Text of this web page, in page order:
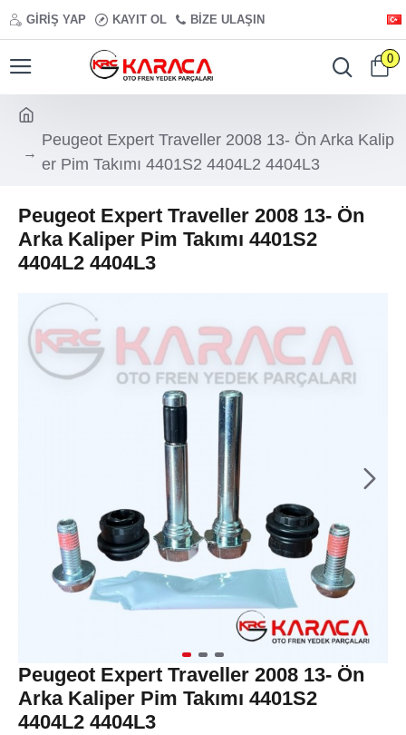
GIRIŞ YAP KAYIT OL BIZE ULAŞIN
0
Peugeot Expert Traveller 2008 13- Ön Arka Kalip
er Pim Takımı 4401S2 4404L2 4404L3
Peugeot Expert Traveller 2008 13- Ön
Arka Kaliper Pim Takımı 4401S2
4404L2 4404L3
Peugeot Expert Traveller 2008 13- Ön
Arka Kaliper Pim Takımı 4401S2
4404L2 4404L3